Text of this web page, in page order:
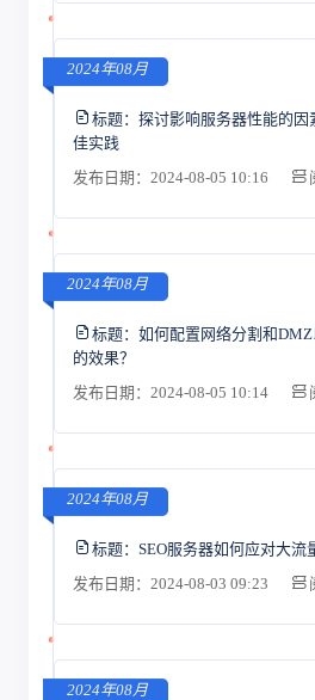
2024年08月
标题： 探讨影响服务器性能的因
佳实践
发布日期：2024-08-05 10:16
2024年08月
标题： 如何配置网络分割和
的效果？
发布日期：2024-08-05 10:14
2024年08月
标题： SEO服务器如何应对大流
发布日期：2024-08-03 09:23
2024年08月